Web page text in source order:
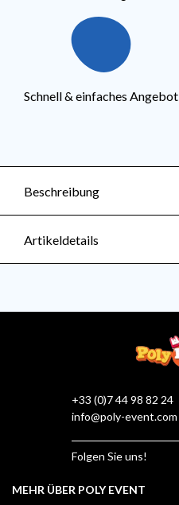
Schnell & einfaches Angebot
Beschreibung
Artikeldetails
+33 (0)7 44 98 82 24
info@poly-event.com
Folgen Sie uns!
MEHR ÜBER POLY EVENT